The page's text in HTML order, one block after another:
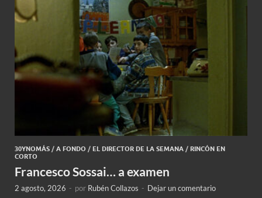
30YNOMÁS / A FONDO / EL DIRECTOR DE LA SEMANA / RINCÓN EN
CORTO
Francesco Sossai… a examen
2 agosto, 2026 - por Rubén Collazos - Dejar un comentario